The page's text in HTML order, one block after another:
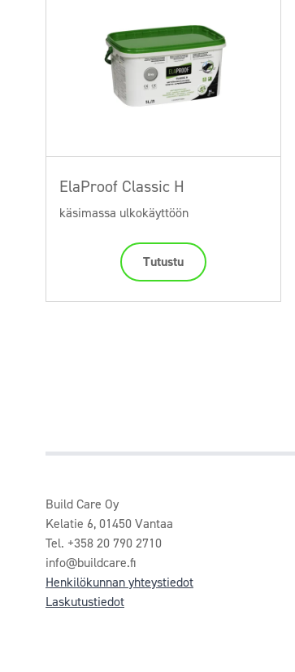
ElaProof Classic H
käsimassa ulkokäyttöön
Tutustu
Build Care Oy
Kelatie 6, 01450 Vantaa
Tel. +358 20 790 2710
info@buildcare.fi
Henkilökunnan yhteystiedot
Laskutustiedot